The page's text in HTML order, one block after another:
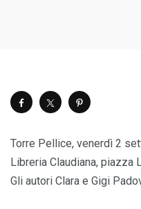
Torre Pellice, venerdì 2
Libreria Claudiana, piazza
Gli autori Clara e Gigi